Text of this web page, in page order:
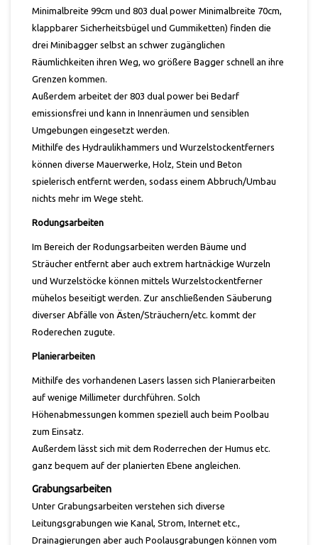
Minimalbreite 99cm und 803 dual power Minimalbreite 70cm,
klappbarer Sicherheitsbügel und Gummiketten) finden die
drei Minibagger selbst an schwer zugänglichen
Räumlichkeiten ihren Weg, wo größere Bagger schnell an ihre
Grenzen kommen.
Außerdem arbeitet der 803 dual power bei Bedarf
emissionsfrei und kann in Innenräumen und sensiblen
Umgebungen eingesetzt werden.
Mithilfe des Hydraulikhammers und Wurzelstockentferners
können diverse Mauerwerke, Holz, Stein und Beton
spielerisch entfernt werden, sodass einem Abbruch/Umbau
nichts mehr im Wege steht.
Rodungsarbeiten
Im Bereich der Rodungsarbeiten werden Bäume und
Sträucher entfernt aber auch extrem hartnäckige Wurzeln
und Wurzelstöcke können mittels Wurzelstockentferner
mühelos beseitigt werden. Zur anschließenden Säuberung
diverser Abfälle von Ästen/Sträuchern/etc. kommt der
Roderechen zugute.
Planierarbeiten
Mithilfe des vorhandenen Lasers lassen sich Planierarbeiten
auf wenige Millimeter durchführen. Solch
Höhenabmessungen kommen speziell auch beim Poolbau
zum Einsatz.
Außerdem lässt sich mit dem Roderrechen der Humus etc.
ganz bequem auf der planierten Ebene angleichen.
Grabungsarbeiten
Unter Grabungsarbeiten verstehen sich diverse
Leitungsgrabungen wie Kanal, Strom, Internet etc.,
Drainagierungen aber auch Poolausgrabungen können vom